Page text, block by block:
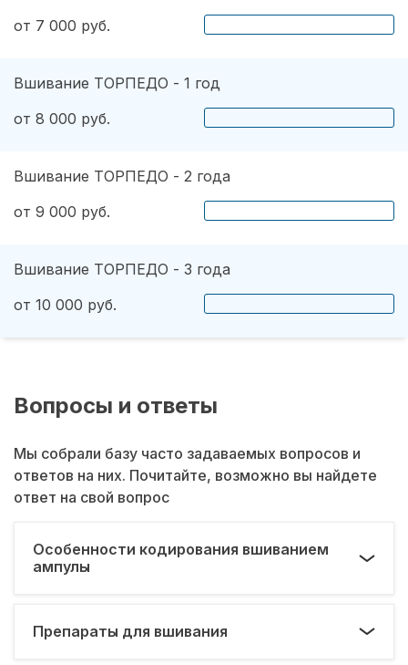
от 7 000 руб.
Вшивание ТОРПЕДО - 1 год
от 8 000 руб.
Вшивание ТОРПЕДО - 2 года
от 9 000 руб.
Вшивание ТОРПЕДО - 3 года
от 10 000 руб.
Вопросы и ответы
Мы собрали базу часто задаваемых вопросов и
ответов на них. Почитайте, возможно вы найдете
ответ на свой вопрос
Особенности кодирования вшиванием
ампулы
Препараты для вшивания